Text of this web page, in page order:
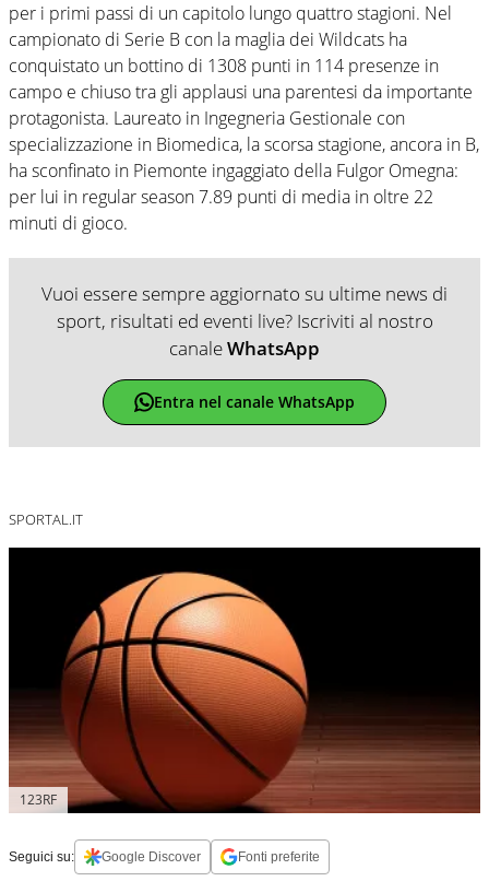
per i primi passi di un capitolo lungo quattro stagioni. Nel
campionato di Serie B con la maglia dei Wildcats ha
conquistato un bottino di 1308 punti in 114 presenze in
campo e chiuso tra gli applausi una parentesi da importante
protagonista. Laureato in Ingegneria Gestionale con
specializzazione in Biomedica, la scorsa stagione, ancora in B,
ha sconfinato in Piemonte ingaggiato della Fulgor Omegna:
per lui in regular season 7.89 punti di media in oltre 22
minuti di gioco.
Vuoi essere sempre aggiornato su ultime news di
sport, risultati ed eventi live? Iscriviti al nostro
canaleWhatsApp
Entra nel canale WhatsApp
SPORTAL.IT
123RF
Seguici su: Google Discover Fonti preferite